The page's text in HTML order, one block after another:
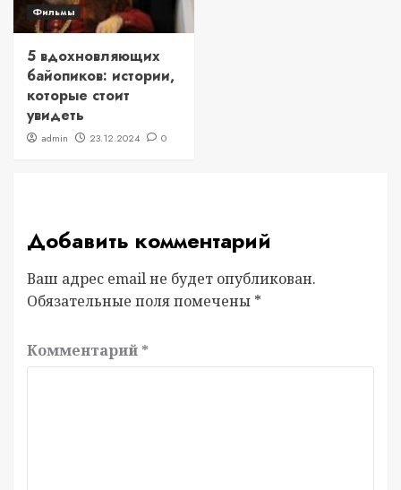
Фильмы
5 вдохновляющих
байопиков: истории,
которые стоит
увидеть
admin 23.12.2024 0
Добавить комментарий
Ваш адрес email не будет опубликован.
Обязательные поля помечены *
Комментарий *